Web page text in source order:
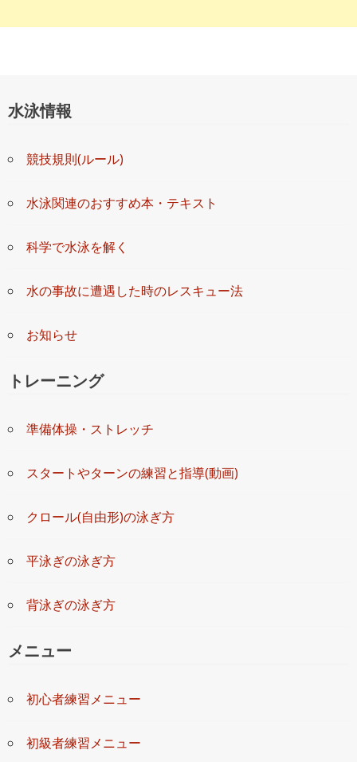
水泳情報
競技規則(ルール)
水泳関連のおすすめ本・テキスト
科学で水泳を解く
水の事故に遭遇した時のレスキュー法
お知らせ
トレーニング
準備体操・ストレッチ
スタートやターンの練習と指導(動画)
クロール(自由形)の泳ぎ方
平泳ぎの泳ぎ方
背泳ぎの泳ぎ方
メニュー
初心者練習メニュー
初級者練習メニュー